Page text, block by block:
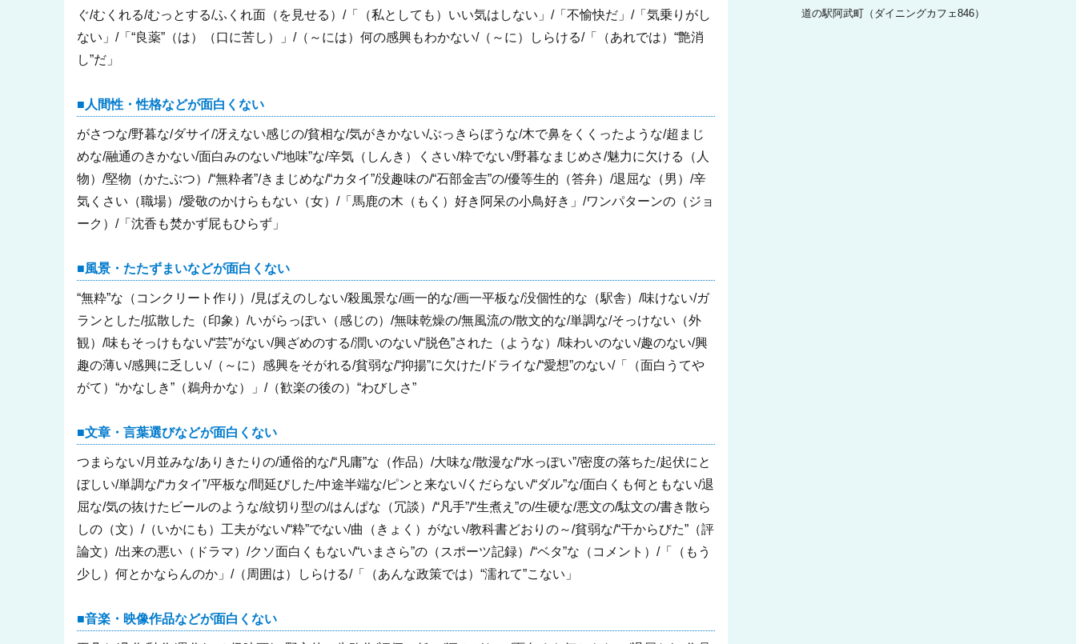
ぐ/むくれる/むっとする/ふくれ面（を見せる）/「（私としても）いい気はしない」/「不愉快だ」/「気乗りがし
ない」/「“良薬”（は）（口に苦し）」/（～には）何の感興もわかない/（～に）しらける/「（あれでは）“艶消
し”だ」
人間性・性格などが面白くない
がさつな/野暮な/ダサイ/冴えない感じの/貧相な/気がきかない/ぶっきらぼうな/木で鼻をくくったような/超まじ
めな/融通のきかない/面白みのない/“地味”な/辛気（しんき）くさい/粋でない/野暮なまじめさ/魅力に欠ける（人
物）/堅物（かたぶつ）/“無粋者”/きまじめな/“カタイ”/没趣味の/“石部金吉”の/優等生的（答弁）/退屈な（男）/辛
気くさい（職場）/愛敬のかけらもない（女）/「馬鹿の木（もく）好き阿呆の小鳥好き」/ワンパターンの（ジョ
ーク）/「沈香も焚かず屁もひらず」
風景・たたずまいなどが面白くない
“無粋”な（コンクリート作り）/見ばえのしない/殺風景な/画一的な/画一平板な/没個性的な（駅舎）/味けない/ガ
ランとした/拡散した（印象）/いがらっぽい（感じの）/無味乾燥の/無風流の/散文的な/単調な/そっけない（外
観）/味もそっけもない/“芸”がない/興ざめのする/潤いのない/“脱色”された（ような）/味わいのない/趣のない/興
趣の薄い/感興に乏しい/（～に）感興をそがれる/貧弱な/“抑揚”に欠けた/ドライな/“愛想”のない/「（面白うてや
がて）“かなしき”（鵜舟かな）」/（歓楽の後の）“わびしさ”
文章・言葉選びなどが面白くない
つまらない/月並みな/ありきたりの/通俗的な/“凡庸”な（作品）/大味な/散漫な/“水っぽい”/密度の落ちた/起伏にと
ぼしい/単調な/“カタイ”/平板な/間延びした/中途半端な/ピンと来ない/くだらない/“ダル”な/面白くも何ともない/退
屈な/気の抜けたビールのような/紋切り型の/はんぱな（冗談）/“凡手”/“生煮え”の/生硬な/悪文の/駄文の/書き散ら
しの（文）/（いかにも）工夫がない/“粋”でない/曲（きょく）がない/教科書どおりの～/貧弱な/“干からびた”（評
論文）/出来の悪い（ドラマ）/クソ面白くもない/“いまさら”の（スポーツ記録）/“ベタ”な（コメント）/「（もう
少し）何とかならんのか」/（周囲は）しらける/「（あんな政策では）“濡れて”こない」
音楽・映像作品などが面白くない
道の駅阿武町（ダイニングカフェ846）